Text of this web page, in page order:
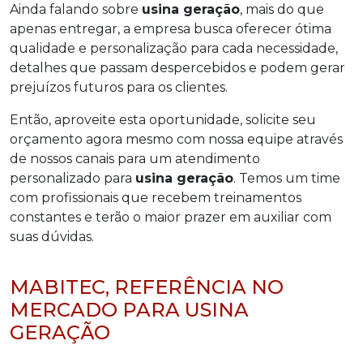
Ainda falando sobre usina geração, mais do que
apenas entregar, a empresa busca oferecer ótima
qualidade e personalização para cada necessidade,
detalhes que passam despercebidos e podem gerar
prejuízos futuros para os clientes.
Então, aproveite esta oportunidade, solicite seu
orçamento agora mesmo com nossa equipe através
de nossos canais para um atendimento
personalizado para usina geração. Temos um time
com profissionais que recebem treinamentos
constantes e terão o maior prazer em auxiliar com
suas dúvidas.
MABITEC, REFERÊNCIA NO
MERCADO PARA USINA
GERAÇÃO